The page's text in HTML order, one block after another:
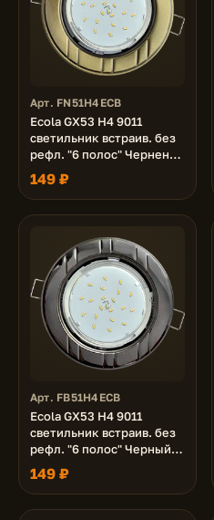
Арт. FN51H4ECB
Ecola GX53 H4 9011
светильник встраив. без
рефл. "6 полос" Черненая
бронза 43x115 (к+)
149 ₽
Арт. FB51H4ECB
Ecola GX53 H4 9011
светильник встраив. без
рефл. "6 полос" Черный
хром 43x115 (к+)
149 ₽